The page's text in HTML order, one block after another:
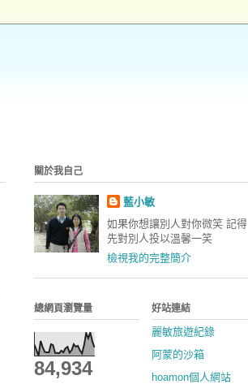
關於我自己
藍小敏
如果你想讓別人對你微笑 記得
先對別人投以溫馨一笑
檢視我的完整簡介
總網頁瀏覽量
84,934
好站連結
麗敏旅遊紀錄
阿蒙的沙箱
hoamon個人網站